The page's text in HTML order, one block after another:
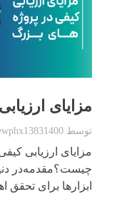
مزایای
توسط
مزایای ارزیابی
چیست؟مقدمه‌در
ابزارها برای